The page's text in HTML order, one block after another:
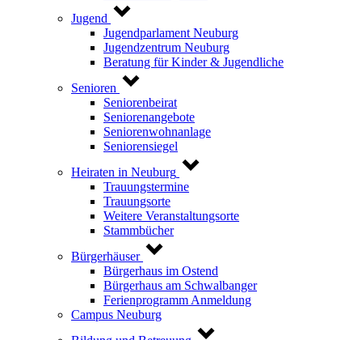
Jugend
Jugendparlament Neuburg
Jugendzentrum Neuburg
Beratung für Kinder & Jugendliche
Senioren
Seniorenbeirat
Seniorenangebote
Seniorenwohnanlage
Seniorensiegel
Heiraten in Neuburg
Trauungstermine
Trauungsorte
Weitere Veranstaltungsorte
Stammbücher
Bürgerhäuser
Bürgerhaus im Ostend
Bürgerhaus am Schwalbanger
Ferienprogramm Anmeldung
Campus Neuburg